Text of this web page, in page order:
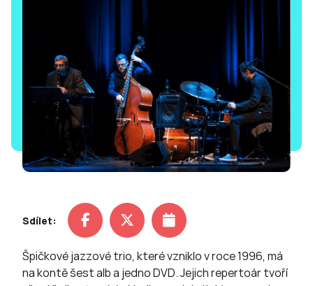
Sdílet:
Špičkové jazzové trio, které vzniklo v roce 1996, má
na kontě šest alb a jedno DVD. Jejich repertoár tvoří